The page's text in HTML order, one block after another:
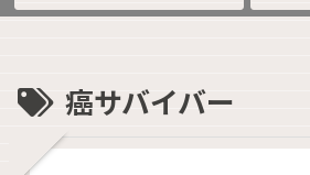
癌サバイバー